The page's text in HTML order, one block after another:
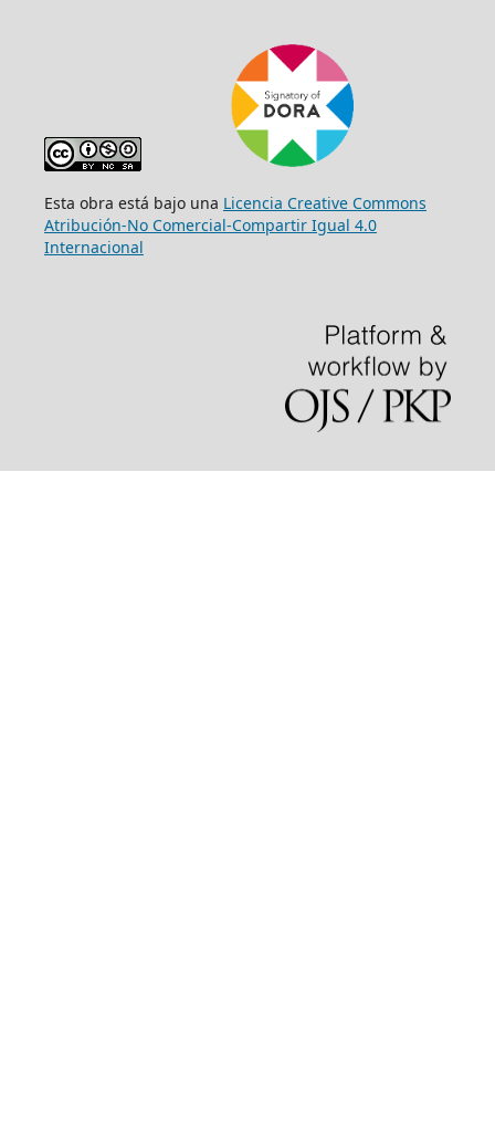
Esta obra está bajo una Licencia Creative Commons
Atribución-No Comercial-Compartir Igual 4.0
Internacional